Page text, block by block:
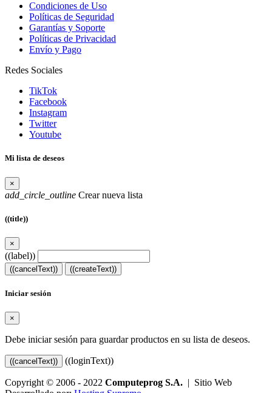
Condiciones de Uso
Políticas de Seguridad
Garantías y Soporte
Políticas de Privacidad
Envío y Pago
Redes Sociales
TikTok
Facebook
Instagram
Twitter
Youtube
Mi lista de deseos
×
add_circle_outline Crear nueva lista
((title))
×
((label))
((cancelText)) ((createText))
Iniciar sesión
×
Debe iniciar sesión para guardar productos en su lista de deseos.
((cancelText)) ((loginText))
Copyright © 2006 - 2022 Computeprog S.A. | Sitio Web